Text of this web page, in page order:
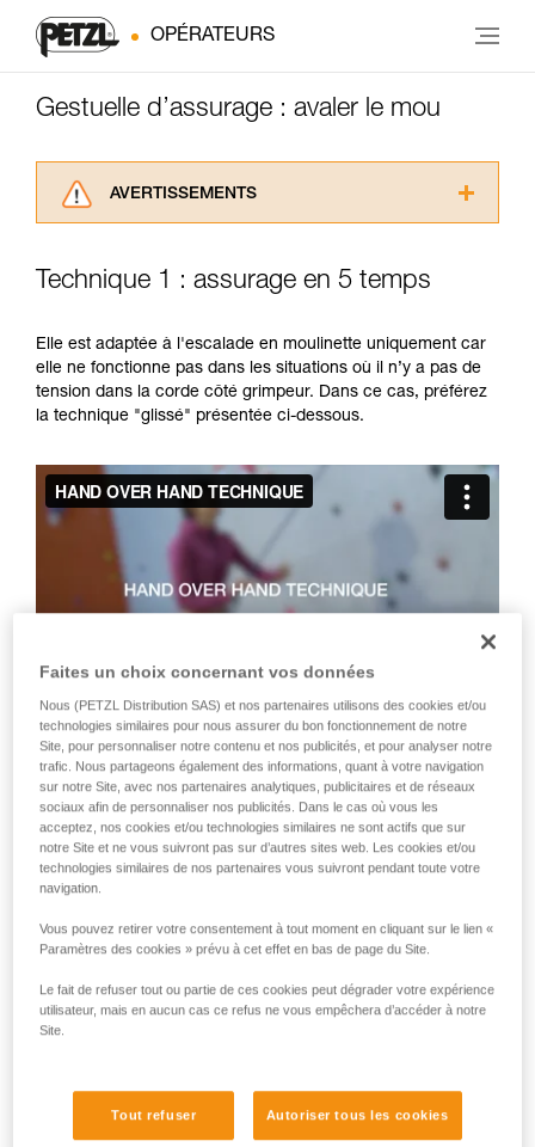
OPÉRATEURS
Gestuelle d’assurage : avaler le mou
AVERTISSEMENTS
consulter. Vous devez avoir compris les
pouvoir comprendre ce complément
d’informations.
Maîtriser ces techniques nécessite une
formation et un entraînement spécifique. Validez
avec un professionnel votre capacité à refaire
de la reproduire en autonomie.
Nous donnons des exemples de techniques
liées à votre activité. Il peut en exister d’autres
que nous ne décrivons pas ici.
Technique 1 : assurage en 5 temps
Elle est adaptée à l'escalade en moulinette uniquement car
elle ne fonctionne pas dans les situations où il n’y a pas de
tension dans la corde côté grimpeur. Dans ce cas, préférez
la technique "glissé" présentée ci-dessous.
Technique 2 : Technique " glissé "
Technique à préconiser pour ravaler rapidement une grande
quantité de mou ou lorsqu’il n’y a pas tension dans la corde
côté grimpeur. Attention, la main côté freinage glisse le long
de la corde, mais ne doit jamais lâcher la corde.
Faites un choix concernant vos données
Nous (PETZL Distribution SAS) et nos partenaires utilisons des cookies et/ou
technologies similaires pour nous assurer du bon fonctionnement de notre
Site, pour personnaliser notre contenu et nos publicités, et pour analyser notre
trafic. Nous partageons également des informations, quant à votre navigation
sur notre Site, avec nos partenaires analytiques, publicitaires et de réseaux
sociaux afin de personnaliser nos publicités. Dans le cas où vous les
acceptez, nos cookies et/ou technologies similaires ne sont actifs que sur
notre Site et ne vous suivront pas sur d’autres sites web. Les cookies et/ou
technologies similaires de nos partenaires vous suivront pendant toute votre
navigation.
Vous pouvez retirer votre consentement à tout moment en cliquant sur le lien «
Paramètres des cookies » prévu à cet effet en bas de page du Site.
Le fait de refuser tout ou partie de ces cookies peut dégrader votre expérience
utilisateur, mais en aucun cas ce refus ne vous empêchera d’accéder à notre
Site.
Tout refuser Autoriser tous les cookies